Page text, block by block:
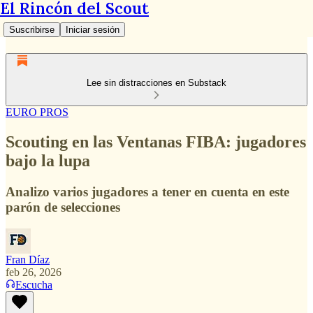
El Rincón del Scout
Suscribirse Iniciar sesión
Lee sin distracciones en Substack
EURO PROS
Scouting en las Ventanas FIBA: jugadores
bajo la lupa
Analizo varios jugadores a tener en cuenta en este
parón de selecciones
Fran Díaz
feb 26, 2026
Escucha